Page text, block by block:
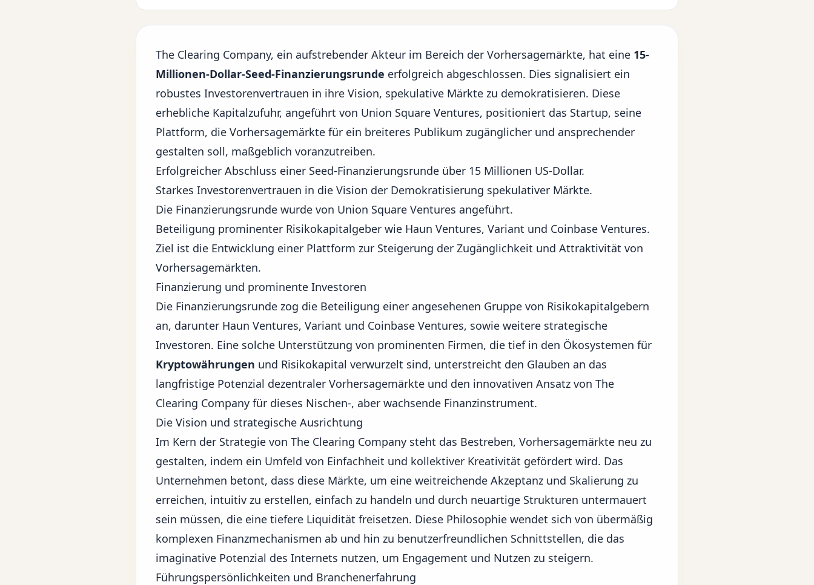
The Clearing Company, ein aufstrebender Akteur im Bereich der Vorhersagemärkte, hat eine 15-
Millionen-Dollar-Seed-Finanzierungsrunde erfolgreich abgeschlossen. Dies signalisiert ein
robustes Investorenvertrauen in ihre Vision, spekulative Märkte zu demokratisieren. Diese
erhebliche Kapitalzufuhr, angeführt von Union Square Ventures, positioniert das Startup, seine
Plattform, die Vorhersagemärkte für ein breiteres Publikum zugänglicher und ansprechender
gestalten soll, maßgeblich voranzutreiben.
Erfolgreicher Abschluss einer Seed-Finanzierungsrunde über 15 Millionen US-Dollar.
Starkes Investorenvertrauen in die Vision der Demokratisierung spekulativer Märkte.
Die Finanzierungsrunde wurde von Union Square Ventures angeführt.
Beteiligung prominenter Risikokapitalgeber wie Haun Ventures, Variant und Coinbase Ventures.
Ziel ist die Entwicklung einer Plattform zur Steigerung der Zugänglichkeit und Attraktivität von
Vorhersagemärkten.
Finanzierung und prominente Investoren
Die Finanzierungsrunde zog die Beteiligung einer angesehenen Gruppe von Risikokapitalgebern
an, darunter Haun Ventures, Variant und Coinbase Ventures, sowie weitere strategische
Investoren. Eine solche Unterstützung von prominenten Firmen, die tief in den Ökosystemen für
Kryptowährungen und Risikokapital verwurzelt sind, unterstreicht den Glauben an das
langfristige Potenzial dezentraler Vorhersagemärkte und den innovativen Ansatz von The
Clearing Company für dieses Nischen-, aber wachsende Finanzinstrument.
Die Vision und strategische Ausrichtung
Im Kern der Strategie von The Clearing Company steht das Bestreben, Vorhersagemärkte neu zu
gestalten, indem ein Umfeld von Einfachheit und kollektiver Kreativität gefördert wird. Das
Unternehmen betont, dass diese Märkte, um eine weitreichende Akzeptanz und Skalierung zu
erreichen, intuitiv zu erstellen, einfach zu handeln und durch neuartige Strukturen untermauert
sein müssen, die eine tiefere Liquidität freisetzen. Diese Philosophie wendet sich von übermäßig
komplexen Finanzmechanismen ab und hin zu benutzerfreundlichen Schnittstellen, die das
imaginative Potenzial des Internets nutzen, um Engagement und Nutzen zu steigern.
Führungspersönlichkeiten und Branchenerfahrung